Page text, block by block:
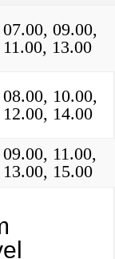
07.00, 09.00,
11.00, 13.00
08.00, 10.00,
12.00, 14.00
09.00, 11.00,
13.00, 15.00